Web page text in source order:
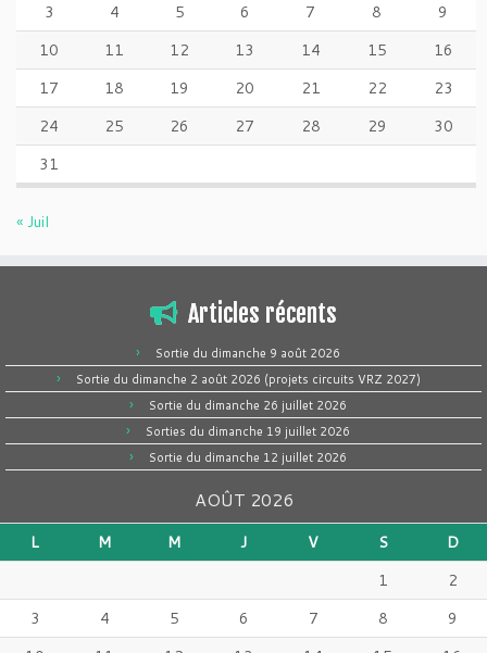
3
4 5 6 7 8
9
10
11 12 13 14 15
16
17
18 19 20 21 22
23
24
25 26 27 28 29
30
31
« Juil
Articles récents
Sortie du dimanche 9 août 2026
Sortie du dimanche 2 août 2026 (projets circuits VRZ 2027)
Sortie du dimanche 26 juillet 2026
Sorties du dimanche 19 juillet 2026
Sortie du dimanche 12 juillet 2026
AOÛT 2026
L M M J V S
D
1
2
3
4 5 6 7 8
9